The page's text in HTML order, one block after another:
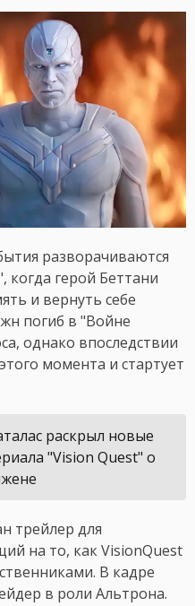
разворачиваются
когда герой Беттани
и вернуть себе
погиб в "Войне
однако впоследствии
момента и стартует
раскрыл новые
"Vision Quest" о
трейлер для
на то, как VisionQuest
В кадре
в роли Альтрона.